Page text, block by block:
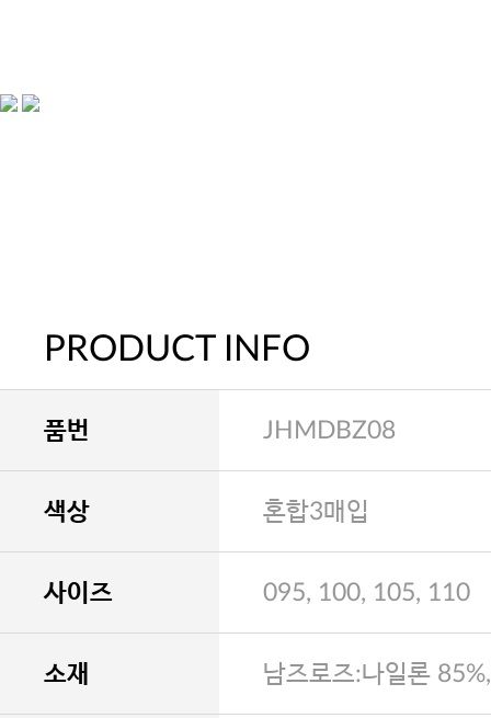
PRODUCT INFO
품번 JHMDBZ08
색상 혼합3매입
사이즈 095, 100, 105, 110
소재 남즈로즈:나일론